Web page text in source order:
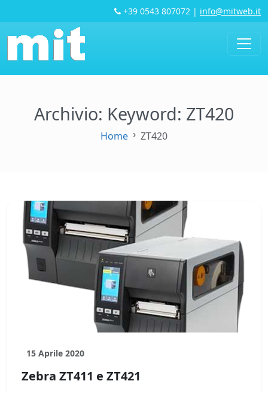
+39 0543 807072 | info@mitweb.it
Archivio: Keyword: ZT420
Home ZT420
15 Aprile 2020
Zebra ZT411 e ZT421